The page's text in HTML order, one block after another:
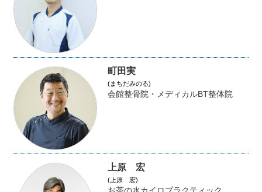
町田実
(まちだみのる)
会館整骨院・メディカルBT整体院
上原 宏
(上原 宏)